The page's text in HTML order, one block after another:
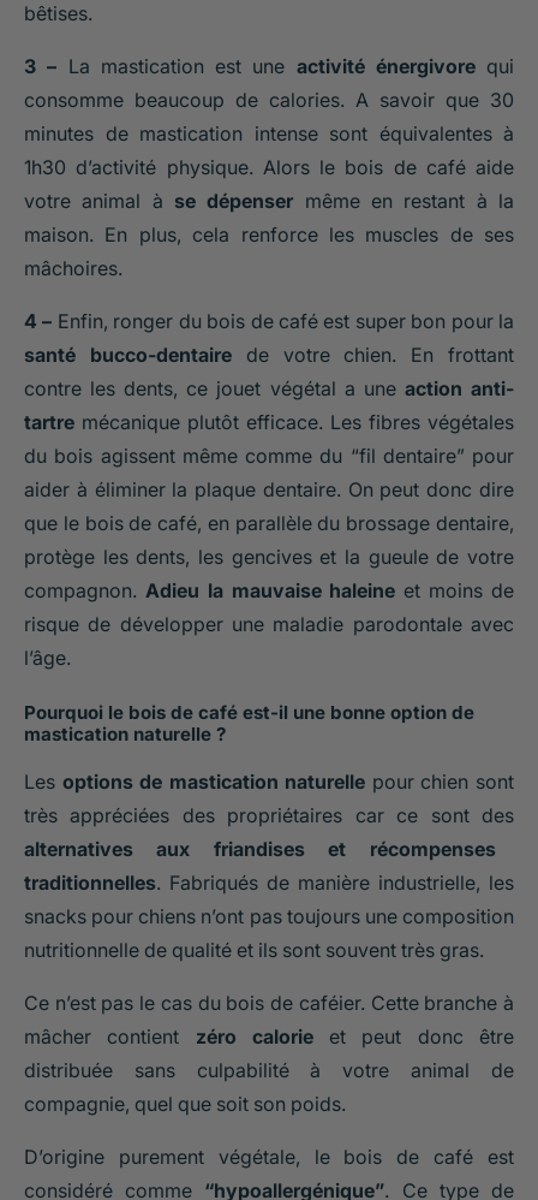
bêtises.
3 – La mastication est une activité énergivore qui
consomme beaucoup de calories. A savoir que 30
minutes de mastication intense sont équivalentes à
1h30 d’activité physique. Alors le bois de café aide
votre animal à se dépenser même en restant à la
maison. En plus, cela renforce les muscles de ses
mâchoires.
4 – Enfin, ronger du bois de café est super bon pour la
santé bucco-dentaire de votre chien. En frottant
contre les dents, ce jouet végétal a une action anti-
tartre mécanique plutôt efficace. Les fibres végétales
du bois agissent même comme du “fil dentaire” pour
aider à éliminer la plaque dentaire. On peut donc dire
que le bois de café, en parallèle du brossage dentaire,
protège les dents, les gencives et la gueule de votre
compagnon. Adieu la mauvaise haleine et moins de
risque de développer une maladie parodontale avec
l’âge.
Pourquoi le bois de café est-il une bonne option de
mastication naturelle ?
Les options de mastication naturelle pour chien sont
très appréciées des propriétaires car ce sont des
alternatives aux friandises et récompenses
traditionnelles. Fabriqués de manière industrielle, les
snacks pour chiens n’ont pas toujours une composition
nutritionnelle de qualité et ils sont souvent très gras.
Ce n’est pas le cas du bois de caféier. Cette branche à
mâcher contient zéro calorie et peut donc être
distribuée sans culpabilité à votre animal de
compagnie, quel que soit son poids.
D’origine purement végétale, le bois de café est
considéré comme “hypoallergénique”. Ce type de